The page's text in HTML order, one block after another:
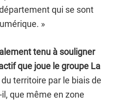
qui se sont
»
tenu à souligner
que joue le groupe La
territoire par le biais de
que même en zone